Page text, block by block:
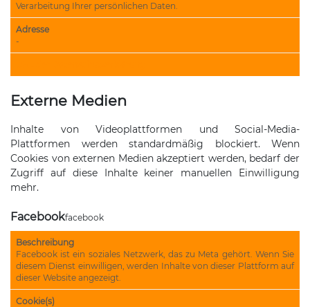
Verarbeitung Ihrer persönlichen Daten.
Adresse
-
Externe Medien
Inhalte von Videoplattformen und Social-Media-
Plattformen werden standardmäßig blockiert. Wenn
Cookies von externen Medien akzeptiert werden, bedarf der
Zugriff auf diese Inhalte keiner manuellen Einwilligung
mehr.
Facebookfacebook
Beschreibung
Facebook ist ein soziales Netzwerk, das zu Meta gehört. Wenn Sie
diesem Dienst einwilligen, werden Inhalte von dieser Plattform auf
dieser Website angezeigt.
Cookie(s)